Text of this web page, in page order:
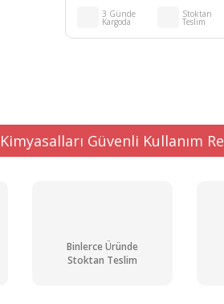
3 Günde
Kargoda
Stoktan
Teslim
Güvenli Kullanım
Binlerce Üründe
Stoktan Teslim